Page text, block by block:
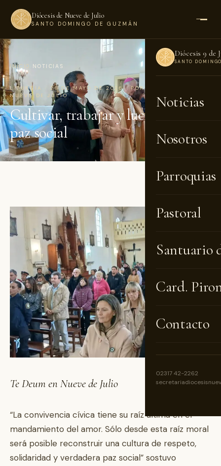
Diócesis de Nueve de Julio
SANTO DOMINGO DE GUZMÁN
Diócesis 9 de
SANTO
Noticias
Nosotros
Parroquias
Pastoral
Santuario
Card.
Contacto
02317 42-2262
INICIO NOTICIAS
LITURGIA · 29 DE MAYO DE 2026 · POR DIÓCESIS DE
NUEVE DE JULIO
Cultivar, trabajar y luchar por la
paz social
Te Deum en Nueve de Julio
“La convivencia cívica tiene su raíz última en el
mandamiento del amor. Sólo desde esta raíz moral
será posible reconstruir una cultura de respeto,
solidaridad y verdadera paz social” sostuvo